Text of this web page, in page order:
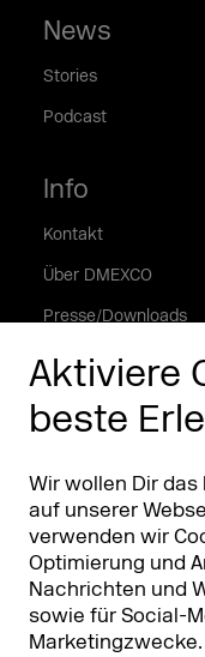
Aktiviere
beste
Wir wollen Dir
auf unserer
verwenden wir
Optimierung und
Nachrichten und
sowie für Social-
News
Stories
Podcast
Info
Kontakt
Über DMEXCO
Presse/Downloads
Phishing Alarm
Partner
Partner & Sponsoren